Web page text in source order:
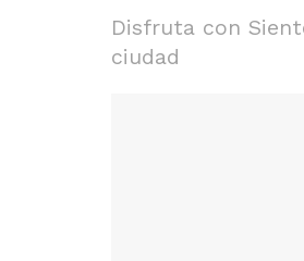
Disfruta con
ciudad